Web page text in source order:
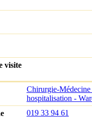
Chirurgie-
hospitalisation -
019 33 94 61